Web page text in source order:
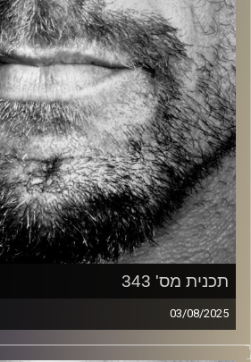
תכנית מס' 343
03/08/2025
זיפים, מוזיקה מחוספסת של הופעות